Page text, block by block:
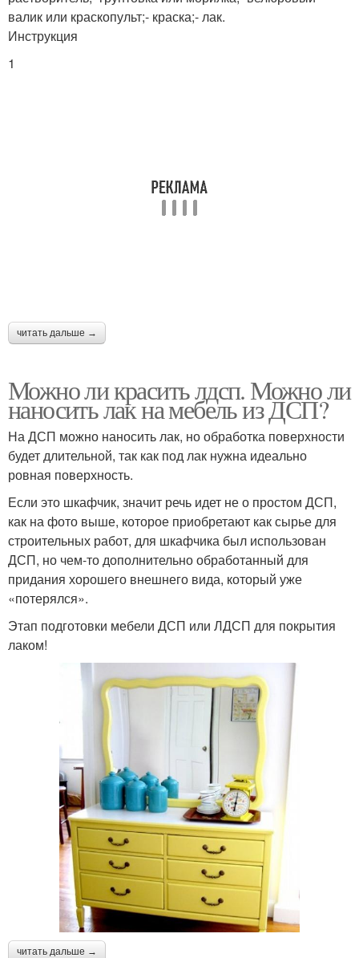
валик или краскопульт;- краска;- лак.
Инструкция
1
читать дальше →
Можно ли красить лдсп. Можно ли
наносить лак на мебель из ДСП?
На ДСП можно наносить лак, но обработка поверхности
будет длительной, так как под лак нужна идеально
ровная поверхность.
Если это шкафчик, значит речь идет не о простом ДСП,
как на фото выше, которое приобретают как сырье для
строительных работ, для шкафчика был использован
ДСП, но чем-то дополнительно обработанный для
придания хорошего внешнего вида, который уже
«потерялся».
Этап подготовки мебели ДСП или ЛДСП для покрытия
лаком!
читать дальше →